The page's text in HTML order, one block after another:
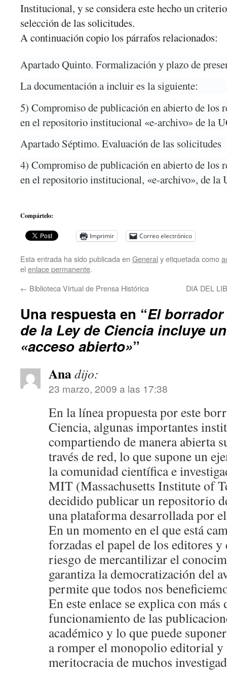
Institucional, y se considera este hecho un
selección de las solicitudes.
A continuación copio los párrafos relacionados:
Apartado Quinto. Formalización y plazo de
La documentación a incluir es la siguiente:
5) Compromiso de publicación en abierto de los
en el repositorio institucional «e-archivo» de la
Apartado Séptimo. Evaluación de las solicitudes
4) Compromiso de publicación en abierto de los
en el repositorio institucional, «e-archivo», de la
Compártelo:
Imprimir Correo electrónico
Esta entrada ha sido publicada en General y etiquetada como
el enlace permanente.
← Biblioteca Virtual de Prensa Histórica DIA DEL
Una respuesta en “El
de la Ley de Ciencia incluye
«acceso abierto»”
Anadijo:
23 marzo, 2009 a las 17:38
En la línea propuesta por este
Ciencia, algunas importantes
compartiendo de manera abierta
través de red, lo que supone un
la comunidad científica e
MIT (Massachusetts Institute of
decidido publicar un repositorio
una plataforma desarrollada por
En un momento en el que está
forzadas el papel de los editores
riesgo de mercantilizar el
garantiza la democratización del
permite que todos nos
En este enlace se explica con más
funcionamiento de las
académico y lo que puede
a romper el monopolio editorial y
meritocracia de muchos